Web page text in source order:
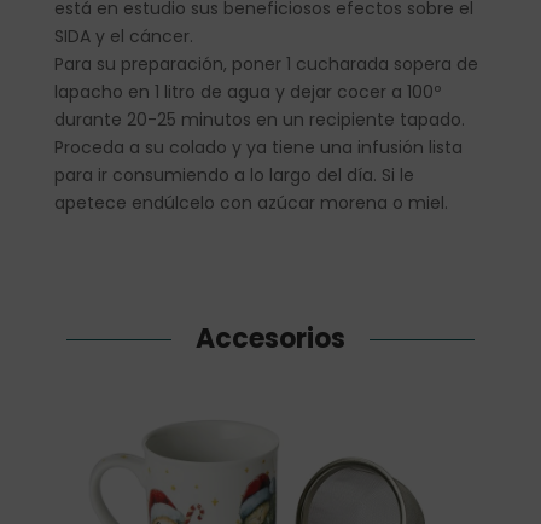
está en estudio sus beneficiosos efectos sobre el
SIDA y el cáncer.
Para su preparación, poner 1 cucharada sopera de
lapacho en 1 litro de agua y dejar cocer a 100º
durante 20-25 minutos en un recipiente tapado.
Proceda a su colado y ya tiene una infusión lista
para ir consumiendo a lo largo del día. Si le
apetece endúlcelo con azúcar morena o miel.
Accesorios